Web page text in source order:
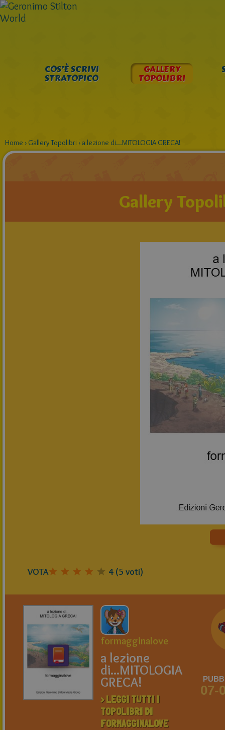
COS’È SCRIVI
STRATOPICO
GALLERY
TOPOLIBRI
Home › Gallery Topolibri › a lezione di...MITOLOGIA GRECA!
Gallery
VOTA 4 (5 voti)
formagginalove
a lezione
di...MITOLOGIA
GRECA!
> LEGGI TUTTI I
TOPOLIBRI DI
FORMAGGINALOVE
07-